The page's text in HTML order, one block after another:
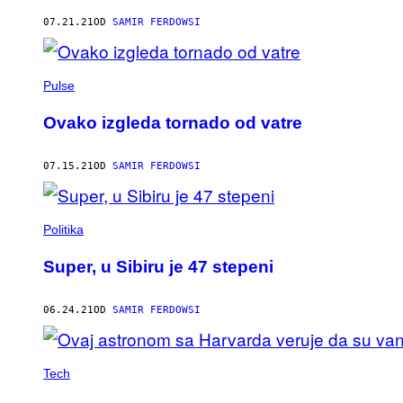
07.21.21OD SAMIR FERDOWSI
Pulse
Ovako izgleda tornado od vatre
07.15.21OD SAMIR FERDOWSI
Politika
Super, u Sibiru je 47 stepeni
06.24.21OD SAMIR FERDOWSI
Tech